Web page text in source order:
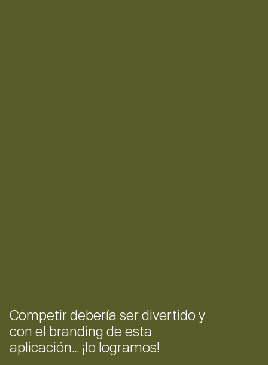
Competirdebería serdivertido y
con el branding de esta
aplicación... ¡lo logramos!